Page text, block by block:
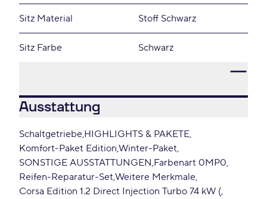
Sitz Material Stoff Schwarz
Sitz Farbe Schwarz
Ausstattung
Schaltgetriebe HIGHLIGHTS & PAKETE
Komfort-Paket Edition Winter-Paket
SONSTIGE AUSSTATTUNGEN Farbenart 0MP0
Reifen-Reparatur-SetWeitere Merkmale
Corsa Edition 1.2 Direct Injection Turbo 74 kW (